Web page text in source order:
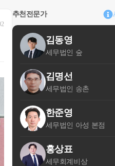
추천전문가
김동영
세무법인 숲
김명선
세무법인 송촌
한준영
세무법인 아성 본점
홍상표
세무회계비상